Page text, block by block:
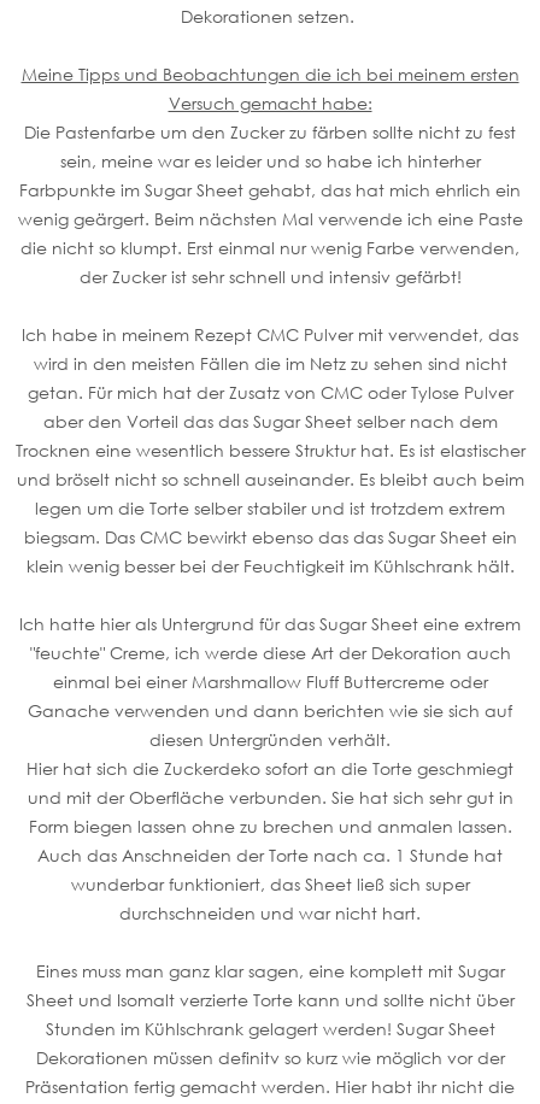
Dekorationen setzen.
Meine Tipps und Beobachtungen die ich bei meinem ersten
Versuch gemacht habe:
Die Pastenfarbe um den Zucker zu färben sollte nicht zu fest
sein, meine war es leider und so habe ich hinterher
Farbpunkte im Sugar Sheet gehabt, das hat mich ehrlich ein
wenig geärgert. Beim nächsten Mal verwende ich eine Paste
die nicht so klumpt. Erst einmal nur wenig Farbe verwenden,
der Zucker ist sehr schnell und intensiv gefärbt!
Ich habe in meinem Rezept CMC Pulver mit verwendet, das
wird in den meisten Fällen die im Netz zu sehen sind nicht
getan. Für mich hat der Zusatz von CMC oder Tylose Pulver
aber den Vorteil das das Sugar Sheet selber nach dem
Trocknen eine wesentlich bessere Struktur hat. Es ist elastischer
und bröselt nicht so schnell auseinander. Es bleibt auch beim
legen um die Torte selber stabiler und ist trotzdem extrem
biegsam. Das CMC bewirkt ebenso das das Sugar Sheet ein
klein wenig besser bei der Feuchtigkeit im Kühlschrank hält.
Ich hatte hier als Untergrund für das Sugar Sheet eine extrem
"feuchte" Creme, ich werde diese Art der Dekoration auch
einmal bei einer Marshmallow Fluff Buttercreme oder
Ganache verwenden und dann berichten wie sie sich auf
diesen Untergründen verhält.
Hier hat sich die Zuckerdeko sofort an die Torte geschmiegt
und mit der Oberfläche verbunden. Sie hat sich sehr gut in
Form biegen lassen ohne zu brechen und anmalen lassen.
Auch das Anschneiden der Torte nach ca. 1 Stunde hat
wunderbar funktioniert, das Sheet ließ sich super
durchschneiden und war nicht hart.
Eines muss man ganz klar sagen, eine komplett mit Sugar
Sheet und Isomalt verzierte Torte kann und sollte nicht über
Stunden im Kühlschrank gelagert werden! Sugar Sheet
Dekorationen müssen definitv so kurz wie möglich vor der
Präsentation fertig gemacht werden. Hier habt ihr nicht die